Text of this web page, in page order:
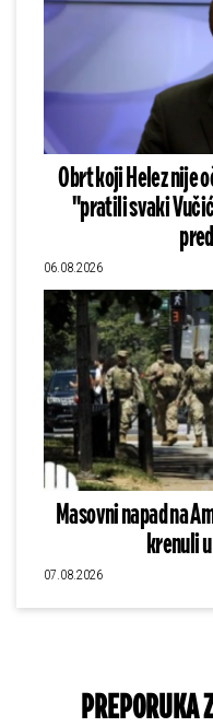
Obrt koji Helez nije
"pratili svaki
06.08.2026
Masovni napad na
krenuli
07.08.2026
PREPORUKA